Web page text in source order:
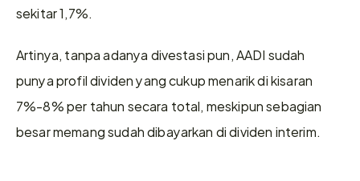
sekitar 1,7%.
Artinya, tanpa adanya divestasi pun, AADI sudah
punya profil dividen yang cukup menarik di kisaran
7%-8% per tahun secara total, meskipun sebagian
besar memang sudah dibayarkan di dividen interim.